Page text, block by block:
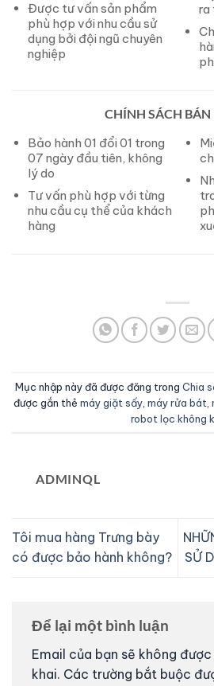
Được tư vấn sản phẩm
phù hợp với nhu cầu sử
dụng bởi đội ngũ chuyên
nghiệp
ra
CHÍNH SÁCH BÁN
Bảo hành 01 đổi 01 trong
07 ngày đầu tiên, không
lý do
Tư vấn phù hợp với từng
nhu cầu cụ thể của khách
hàng
Mục nhập này đã được đăng trong Chia
được gắn thẻ máy giặt sấy, máy rửa bát
robot lọc không
ADMINQL
Tôi mua hàng Trưng bày
có được bảo hành không?
SỬ
Để lại một bình luận
Email của bạn sẽ không
khai. Các trường bắt buộc